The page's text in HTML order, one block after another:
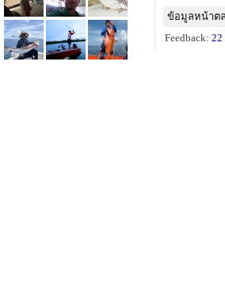
ข้อมูลหน้าต
Feedback: 22